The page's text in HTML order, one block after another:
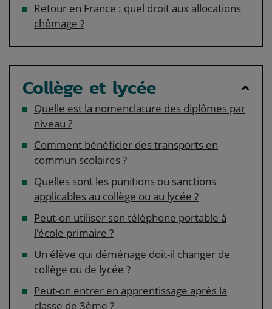
Retour en France : quel droit aux allocations
chômage ?
Collège et lycée
Quelle est la nomenclature des diplômes par
niveau ?
Comment bénéficier des transports en
commun scolaires ?
Quelles sont les punitions ou sanctions
applicables au collège ou au lycée ?
Peut-on utiliser son téléphone portable à
l'école primaire ?
Un élève qui déménage doit-il changer de
collège ou de lycée ?
Peut-on entrer en apprentissage après la
classe de 3ème ?